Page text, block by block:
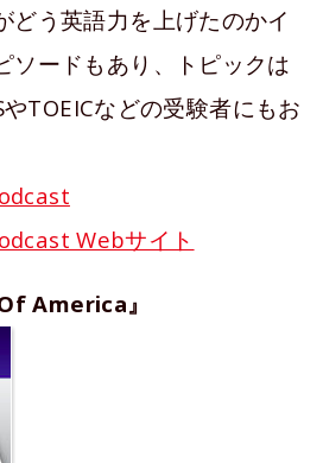
どう英語力を上げたのかイ
ソードもあり、トピックは
TOEICなどの受験者にもお
Webサイト
America』